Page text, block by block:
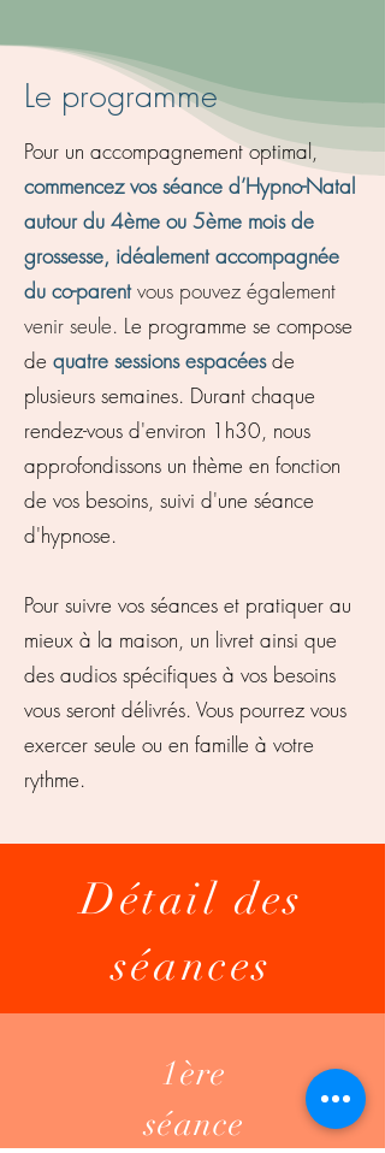
Le programme
Pour un accompagnement optimal,
commencez vos séance d’Hypno-Natal
autour du 4ème ou 5ème mois de
grossesse, idéalement accompagnée
du co-parentvous pouvez également
venir seule. Le programme se compose
de quatre sessions espacéesde
plusieurs semaines. Durant chaque
rendez-vous d'environ 1h30, nous
approfondissons un thème en fonction
de vos besoins, suivi d'une séance
d'hypnose.
Pour suivre vos séances et pratiquer au
mieux à la maison, un livret ainsi que
des audios spécifiques à vos besoins
vous seront délivrés. Vous pourrez vous
exercer seule ou en famille à votre
rythme.
Détail des
séances
1ère
séance